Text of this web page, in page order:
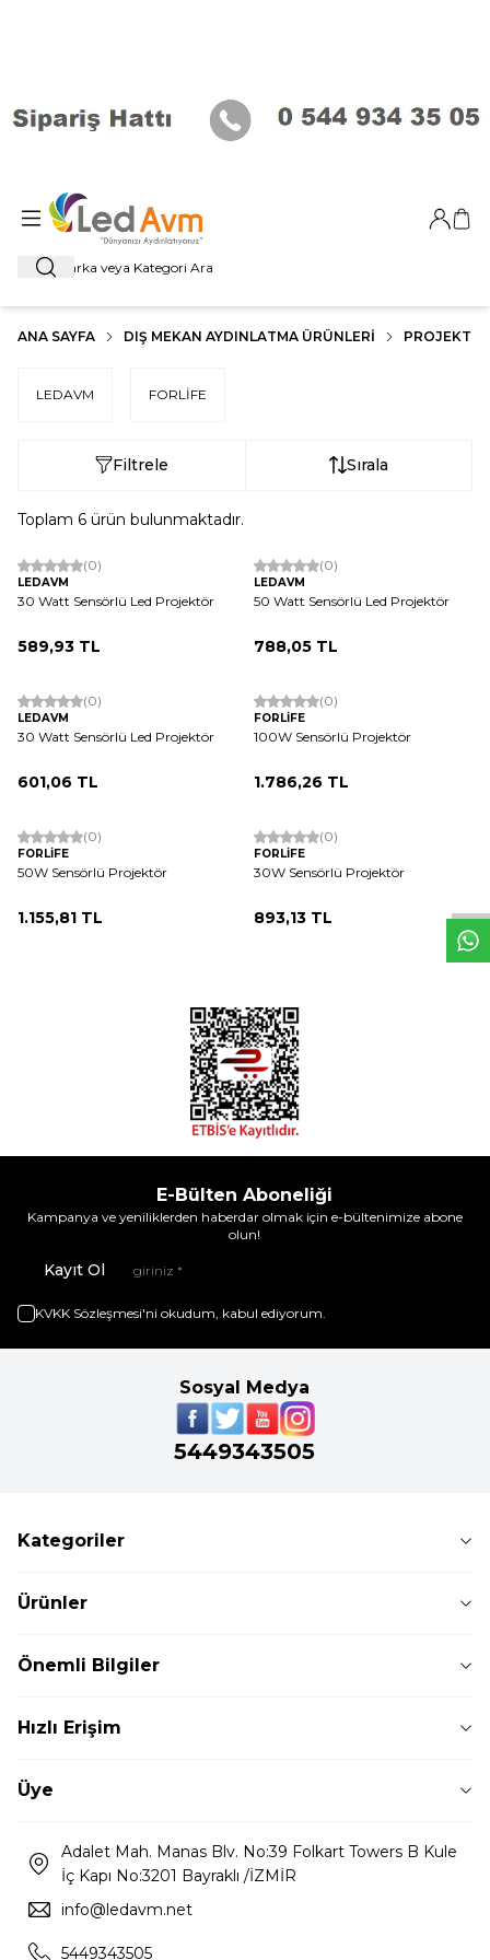
Ara
Giriş
ANA SAYFA DIŞ MEKAN AYDINLATMA ÜRÜNLERI
LEDAVM FORLİFE
Filtrele Sırala
Toplam 6 ürün bulunmaktadır.
(0)
LEDAVM
30 Watt Sensörlü Led Projektör
589,93 TL
(0)
LEDAVM
50 Watt Sensörlü Led Projektör
788,05 TL
(0)
LEDAVM
30 Watt Sensörlü Led Projektör
601,06 TL
(0)
FORLİFE
100W Sensörlü Projektör
1.786,26 TL
(0)
FORLİFE
50W Sensörlü Projektör
1.155,81 TL
(0)
FORLİFE
30W Sensörlü Projektör
893,13 TL
E-Bülten Aboneliği
Kampanya ve yeniliklerden haberdar olmak için e-bültenimize abone
olun!
Kayıt Ol
KVKK Sözleşmesi'ni okudum, kabul ediyorum.
Sosyal Medya
5449343505
Kategoriler
Ürünler
Önemli Bilgiler
Hızlı Erişim
Üye
Adalet Mah. Manas Blv. No:39 Folkart Towers B Kule
İç Kapı No:3201 Bayraklı /İZMİR
info@ledavm.net
5449343505